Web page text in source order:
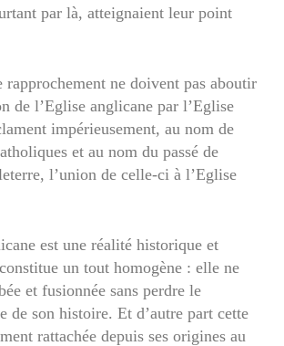
par là, atteignaient leur point
rapprochement ne doivent pas aboutir
de l’Eglise anglicane par l’Eglise
impérieusement, au nom de
et au nom du passé de
l’union de celle-ci à l’Eglise
est une réalité historique et
un tout homogène : elle ne
et fusionnée sans perdre le
de son histoire. Et d’autre part cette
rattachée depuis ses origines au